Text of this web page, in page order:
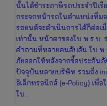
นั้นได้ชำระภาษีรถประจำปีเรี
กระจกหน้ารถในตำแหน่งที่ม
รถยนต์จะดำเนินการได้ก็ต่อเ
เท่านั้น หน้าตาของใบ พ.ร.บ.
คำถามที่หลายคนสับสัน ใบ พ
ภัยออกให้หลังจากซื้อประกัน
ปัจจุบันหลายบริษัท รวมถึง
อิเล็กทรอนิกส์ (e-Policy) เพื่
ใบ…